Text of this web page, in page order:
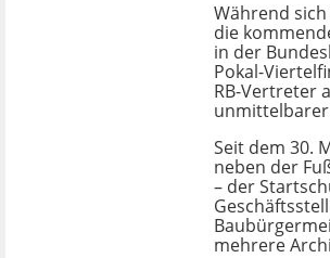
Während
die
in der
Pokal-
RB-Vertreter
unmittelbarer
Seit dem 30.
neben der
– der
mehrere